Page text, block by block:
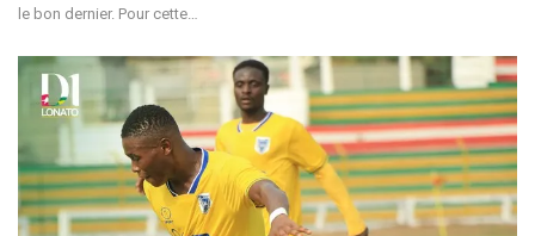
le bon dernier. Pour cette